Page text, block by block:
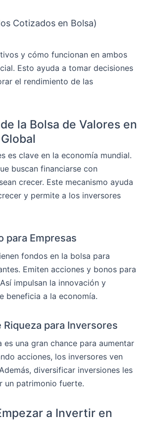
Cotizados en Bolsa)
y cómo funcionan en ambos
Esto ayuda a tomar decisiones
el rendimiento de las
la Bolsa de Valores en
es clave en la economía mundial.
buscan financiarse con
crecer. Este mecanismo ayuda
y permite a los inversores
para Empresas
fondos en la bolsa para
Emiten acciones y bonos para
impulsan la innovación y
beneficia a la economía.
Riqueza para Inversores
es una gran chance para aumentar
acciones, los inversores ven
diversificar inversiones les
un patrimonio fuerte.
a Invertir en